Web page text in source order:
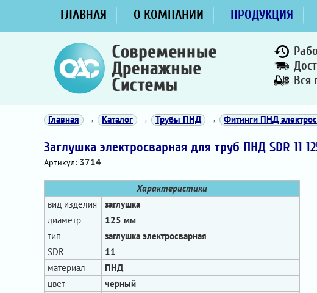
ГЛАВНАЯ О КОМПАНИИ ПРОДУКЦИЯ
Вся
Главная → Каталог → Трубы ПНД → Фитинги ПНД
Заглушка электросварная для труб ПНД SDR 11
Артикул: 3714
Характеристики
вид изделия
заглушка
диаметр
125 мм
тип
заглушка электросварная
SDR
11
материал
ПНД
цвет
черный